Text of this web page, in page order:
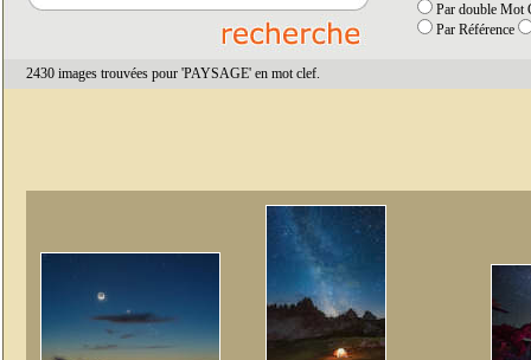
Par double Mot
Par Référence
2430 images trouvées pour 'PAYSAGE' en mot clef.